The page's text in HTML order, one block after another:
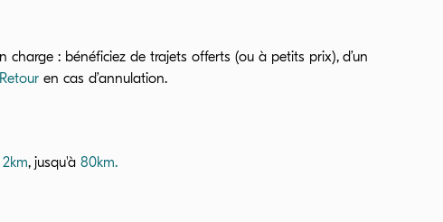
charge : bénéficiez de trajets offerts (ou à petits prix), d’un
en cas d’annulation.
2km, jusqu'à80km.